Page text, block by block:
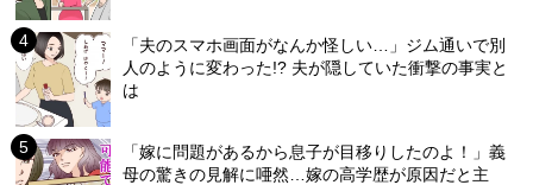
「夫のスマホ画面がなんか怪しい…」ジム通いで別
人のように変わった!? 夫が隠していた衝撃の事実と
は
「嫁に問題があるから息子が目移りしたのよ！」義
母の驚きの見解に唖然…嫁の高学歴が原因だと主